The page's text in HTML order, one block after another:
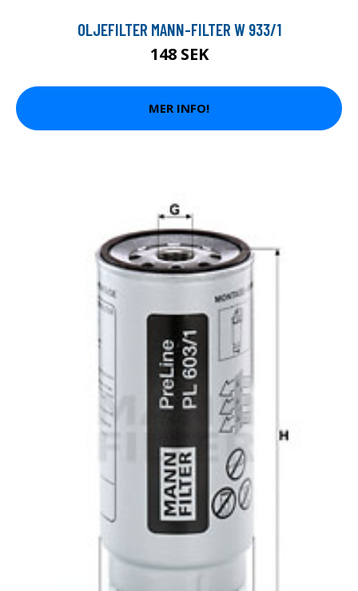
OLJEFILTER MANN-FILTER W 933/1
148 SEK
MER INFO!